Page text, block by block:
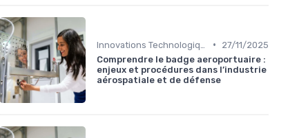
•
27/11/2025
Comprendre le badge aeroportuaire :
enjeux et procédures dans l’industrie
aérospatiale et de défense